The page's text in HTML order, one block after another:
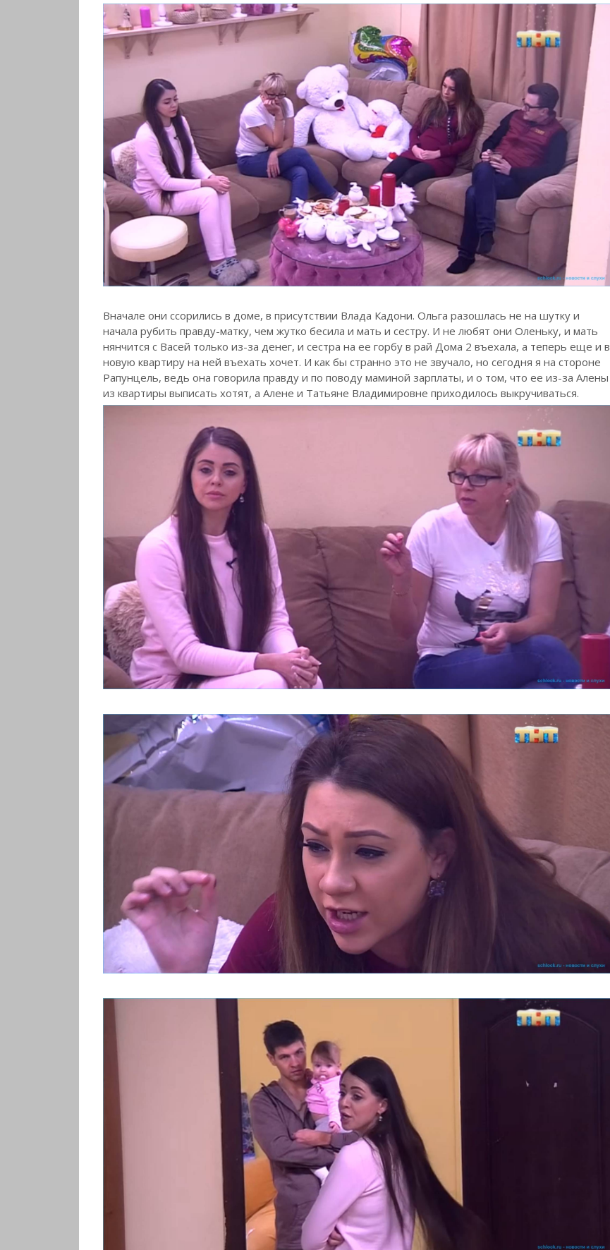
Вначале они ссорились в доме, в присутствии Влада Кадони. Ольга разошлась не на шутку и
начала рубить правду-матку, чем жутко бесила и мать и сестру. И не любят они Оленьку, и мать
нянчится с Васей только из-за денег, и сестра на ее горбу в рай Дома 2 въехала, а теперь еще и в
новую квартиру на ней въехать хочет. И как бы странно это не звучало, но сегодня я на стороне
Рапунцель, ведь она говорила правду и по поводу маминой зарплаты, и о том, что ее из-за Алены
из квартиры выписать хотят, а Алене и Татьяне Владимировне приходилось выкручиваться.